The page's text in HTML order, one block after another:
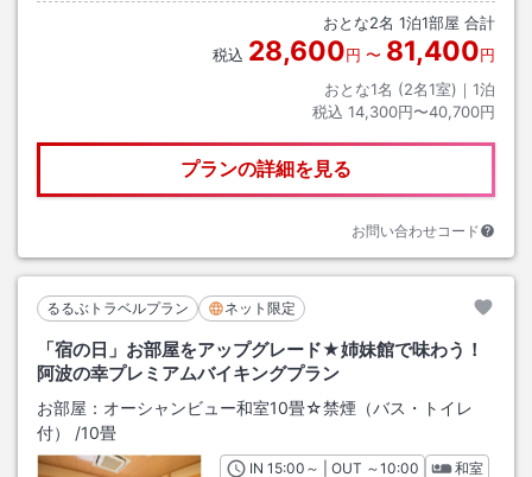
おとな2名 1泊1部屋 合計
税込 28,600円 〜 81,400円
おとな1名 (2名1室)｜ 1泊
税込 14,300円〜40,700円
プランの詳細を見る
お問い合わせコード
るるぶトラベルプラン ネット限定
「宿の日」お部屋をアップグレード★姉妹館で味わう！
阿波の幸プレミアムバイキングプラン
お部屋： オーシャンビュー和室10畳☆禁煙（バス・トイレ
付）
/10畳
INチェックイン
15:00 ～ | OUT チェックアウト
～10:00
和室